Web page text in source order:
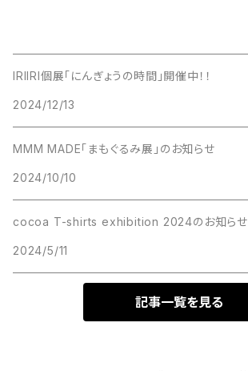
IRIIRI個展「にんぎょうの時間」開催中！！
2024/12/13
MMM MADE「まもぐるみ展」のお知らせ
2024/10/10
cocoa T-shirts exhibition 2024のお知らせ
2024/5/11
記事一覧を見る